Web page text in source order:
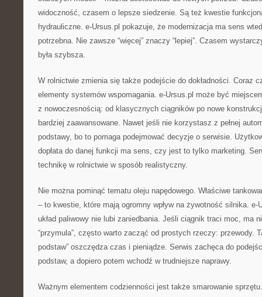
widoczność, czasem o lepsze siedzenie. Są też kwestie
hydrauliczne. e-Ursus.pl pokazuje, że modernizacja ma sens
potrzebna. Nie zawsze “więcej” znaczy “lepiej”. Czasem
była szybsza.
W rolnictwie zmienia się także podejście do dokładności. Coraz
elementy systemów wspomagania. e-Ursus.pl może być
z nowoczesnością: od klasycznych ciągników po nowe
bardziej zaawansowane. Nawet jeśli nie korzystasz z pełnej
podstawy, bo to pomaga podejmować decyzje o serwisie.
dopłata do danej funkcji ma sens, czy jest to tylko marketing.
technikę w rolnictwie w sposób realistyczny.
Nie można pominąć tematu oleju napędowego. Właściwe
– to kwestie, które mają ogromny wpływ na żywotność silnika. e-
układ paliwowy nie lubi zaniedbania. Jeśli ciągnik traci moc, ma
“przymula”, często warto zacząć od prostych rzeczy: przewody.
podstaw” oszczędza czas i pieniądze. Serwis zachęca do
podstaw, a dopiero potem wchodź w trudniejsze naprawy.
Ważnym elementem codzienności jest także smarowanie